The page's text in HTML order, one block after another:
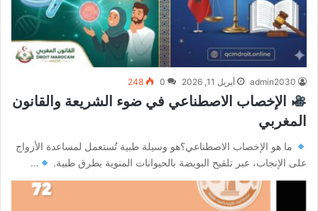
admin2030 أبريل 11, 2026 0
248
الإخصاب الاصطناعي في ضوء الشريعة والقانون
المغربي
ما هو الإخصاب الاصطناعي؟هو وسيلة طبية تُستعمل لمساعدة الأزواج
على الإنجاب، عبر تلقيح البويضة بالحيوانات المنوية بطرق طبية.
…